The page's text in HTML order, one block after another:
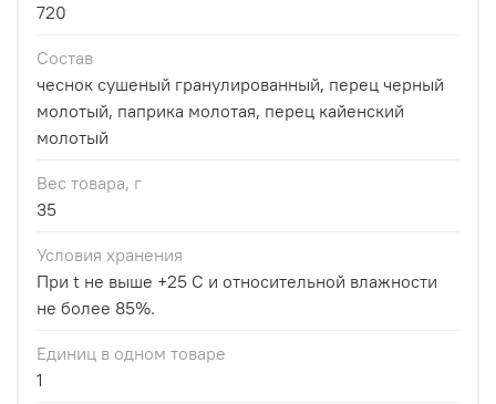
720
Состав
чеснок сушеный гранулированный, перец черный
молотый, паприка молотая, перец кайенский
молотый
Вес товара, г
35
Условия хранения
При t не выше +25 С и относительной влажности
не более 85%.
Единиц в одном товаре
1